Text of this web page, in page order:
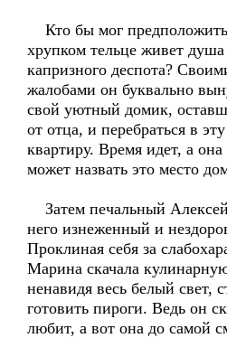
Кто бы мог
хрупком тельце живет душа
капризного деспота?
жалобами он буквально
свой уютный домик,
от отца, и перебраться в
квартиру. Время идет, а
может назвать это место
Затем печальный
него изнеженный и
Проклиная себя за
Марина скачала
ненавидя весь белый свет,
готовить пироги. Ведь он
любит, а вот она до самой